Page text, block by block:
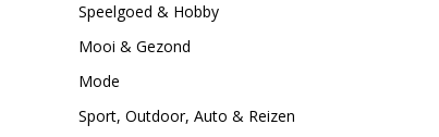
Speelgoed & Hobby
Mooi & Gezond
Mode
Sport, Outdoor, Auto & Reizen